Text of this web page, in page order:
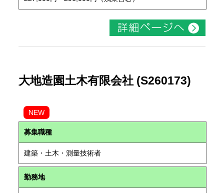
大地造園土木有限会社 (S260173)
NEW
募集職種
建築・土木・測量技術者
勤務地